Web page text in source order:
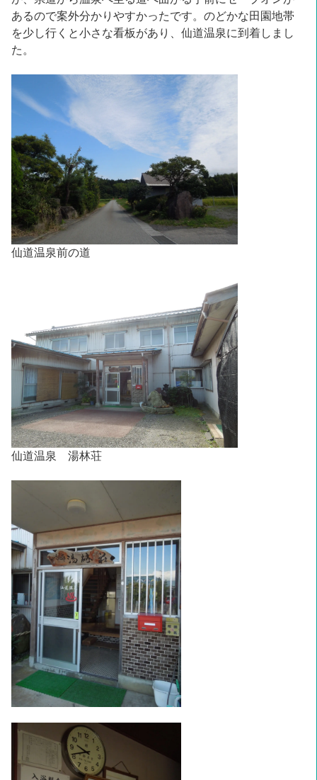
あるので案外分かりやすかったです。のどかな田園地帯
を少し行くと小さな看板があり、仙道温泉に到着しまし
た。
仙道温泉前の道
仙道温泉 湯林荘